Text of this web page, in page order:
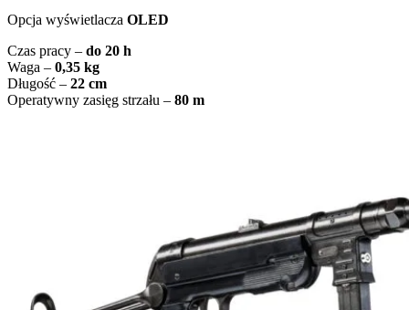
Opcja wyświetlacza OLED
Czas pracy – do 20 h
Waga – 0,35 kg
Długość – 22 cm
Operatywny zasięg strzału – 80 m